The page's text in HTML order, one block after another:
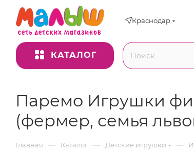
Краснодар
КАТАЛОГ
Паремо Игрушки
(фермер, семья
Главная — Каталог — Детские игрушки —